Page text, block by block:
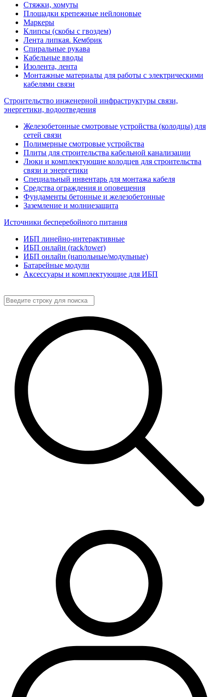
Стяжки, хомуты
Площадки крепежные нейлоновые
Маркеры
Клипсы (скобы с гвоздем)
Лента липкая. Кембрик
Спиральные рукава
Кабельные вводы
Изолента, лента
Монтажные материалы для работы с электрическими
кабелями связи
Строительство инженерной инфраструктуры связи,
энергетики, водоотведения
Железобетонные смотровые устройства (колодцы) для
сетей связи
Полимерные смотровые устройства
Плиты для строительства кабельной канализации
Люки и комплектующие колодцев для строительства
связи и энергетики
Специальный инвентарь для монтажа кабеля
Средства ограждения и оповещения
Фундаменты бетонные и железобетонные
Заземление и молниезащита
Источники бесперебойного питания
ИБП линейно-интерактивные
ИБП онлайн (rack/tower)
ИБП онлайн (напольные/модульные)
Батарейные модули
Аксессуары и комплектующие для ИБП